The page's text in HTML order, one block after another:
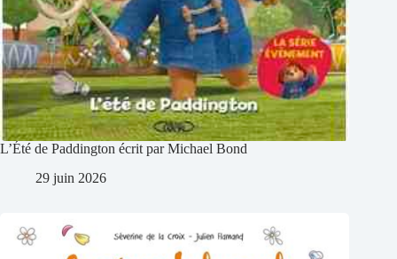
L’Été de Paddington écrit par Michael Bond
29 juin 2026